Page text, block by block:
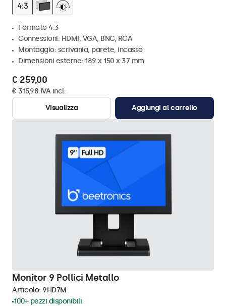
Formato 4:3
Connessioni: HDMI, VGA, BNC, RCA
Montaggio: scrivania, parete, incasso
Dimensioni esterne: 189 x 150 x 37 mm
€ 259,00
€ 315,98 IVA incl.
Visualizza
Aggiungi al carrello
Monitor 9 Pollici Metallo
Articolo: 9HD7M
100+ pezzi disponibili